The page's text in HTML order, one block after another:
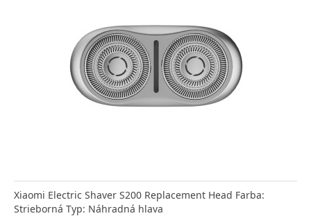
Xiaomi Electric Shaver S200 Replacement Head Farba:
Strieborná Typ: Náhradná hlava